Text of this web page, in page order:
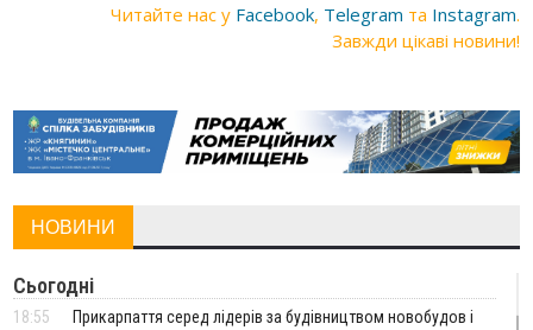
Читайте нас у Facebook, Telegram та Instagram.
Завжди цікаві новини!
НОВИНИ
Сьогодні
18:55 Прикарпаття серед лідерів за будівництвом новобудов і